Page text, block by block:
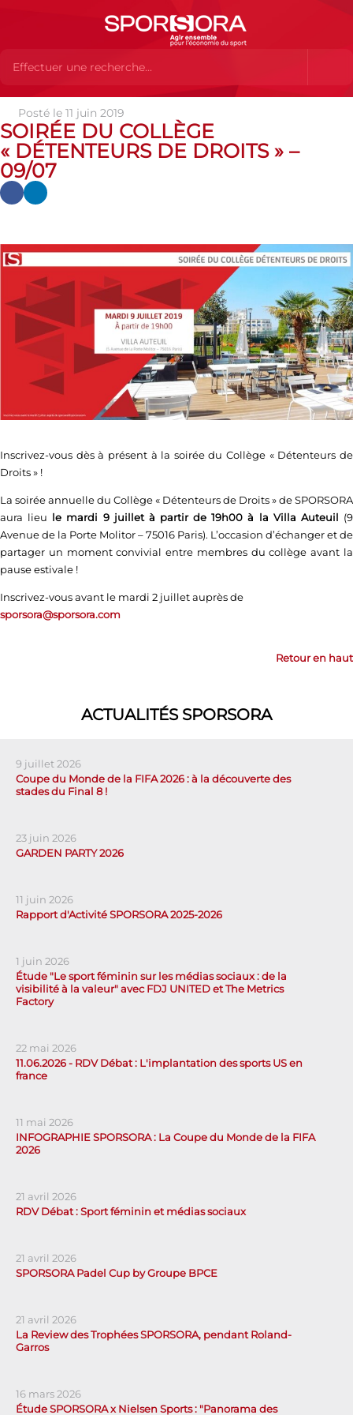
Actualités Actualités
Collège « Détenteurs de Droits » – 09/07
Posté le 11 juin 2019
SOIRÉE DU COLLÈGE
« DÉTENTEURS DE DROITS » –
09/07
Inscrivez-vous dès à présent à la soirée du Collège « Détenteurs de
Droits » !
La soirée annuelle du Collège « Détenteurs de Droits » de SPORSORA
aura lieu le mardi 9 juillet à partir de 19h00 à la Villa Auteuil (9
Avenue de la Porte Molitor – 75016 Paris). L’occasion d’échanger et de
partager un moment convivial entre membres du collège avant la
pause estivale !
Inscrivez-vous avant le mardi 2 juillet auprès de
sporsora@sporsora.com
Retour en haut
ACTUALITÉS SPORSORA
9 juillet 2026
Coupe du Monde de la FIFA 2026 : à la découverte des
stades du Final 8 !
23 juin 2026
GARDEN PARTY 2026
11 juin 2026
Rapport d'Activité SPORSORA 2025-2026
1 juin 2026
Étude "Le sport féminin sur les médias sociaux : de la
visibilité à la valeur" avec FDJ UNITED et The Metrics
Factory
22 mai 2026
11.06.2026 - RDV Débat : L'implantation des sports US en
france
11 mai 2026
INFOGRAPHIE SPORSORA : La Coupe du Monde de la FIFA
2026
21 avril 2026
RDV Débat : Sport féminin et médias sociaux
21 avril 2026
SPORSORA Padel Cup by Groupe BPCE
21 avril 2026
La Review des Trophées SPORSORA, pendant Roland-
Garros
16 mars 2026
Étude SPORSORA x Nielsen Sports : "Panorama des